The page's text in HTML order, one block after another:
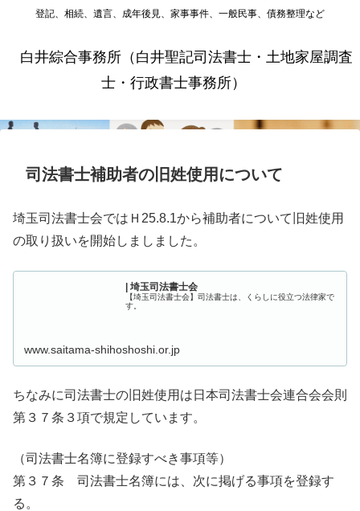
登記、相続、遺言、成年後見、家事事件、一般民事、債務整理など
白井綜合事務所（白井聖記司法書士・土地家屋調査
士・行政書士事務所）
司法書士補助者の旧姓使用について
埼玉司法書士会ではＨ25.8.1から補助者について旧姓使用
の取り扱いを開始しましました。
| 埼玉司法書士会
【埼玉司法書士会】司法書士は、くらしに役立つ法律家で
す。
www.saitama-shihoshoshi.or.jp
ちなみに司法書士の旧姓使用は日本司法書士会連合会会則
第３７条３項で規定しています。
（司法書士名簿に登録すべき事項等）
第３７条 司法書士名簿には、次に掲げる事項を登録す
る。